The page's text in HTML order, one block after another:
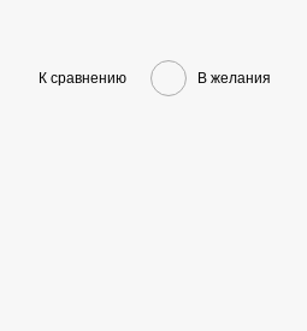
К сравнению В желания